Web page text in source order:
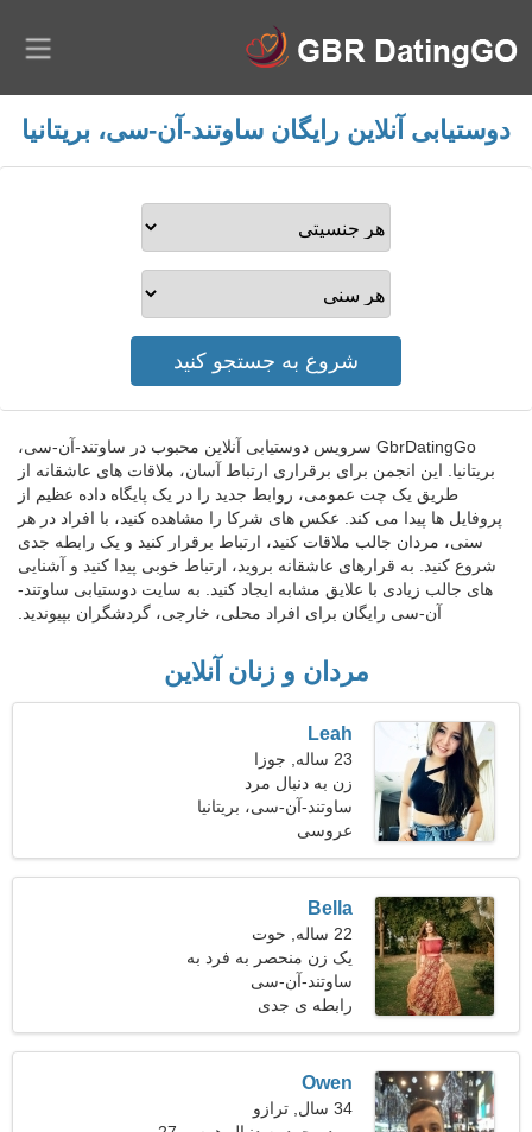
دوستیابی آنلاین رایگان ساوتند-آن-سی، بریتانیا
GbrDatingGo سرویس دوستیابی آنلاین محبوب در ساوتند-آن-سی،
بریتانیا. این انجمن برای برقراری ارتباط آسان، ملاقات های عاشقانه از
طریق یک چت عمومی، روابط جدید را در یک پایگاه داده عظیم از
پروفایل ها پیدا می کند. عکس های شرکا را مشاهده کنید، با افراد در هر
سنی، مردان جالب ملاقات کنید، ارتباط برقرار کنید و یک رابطه جدی
شروع کنید. به قرارهای عاشقانه بروید، ارتباط خوبی پیدا کنید و آشنایی
های جالب زیادی با علایق مشابه ایجاد کنید. به سایت دوستیابی ساوتند-
آن-سی رایگان برای افراد محلی، خارجی، گردشگران بپیوندید.
مردان و زنان آنلاین
Leah
23 ساله, جوزا
زن به دنبال مرد
ساوتند-آن-سی، بریتانیا
عروسی
Bella
22 ساله, حوت
یک زن منحصر به فرد به
دنبال یک رابطه پایدار
ساوتند-آن-سی
رابطه ی جدی
Owen
34 سال, ترازو